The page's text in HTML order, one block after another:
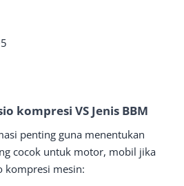
kompresi VS Jenis BBM
penting guna menentukan
cocok untuk motor, mobil jika
kompresi mesin: